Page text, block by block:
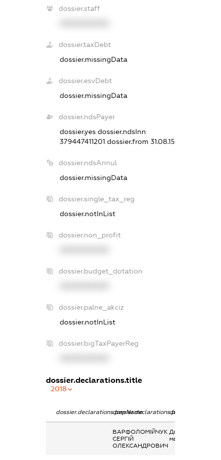
dossier.staff
dossier.taxDebt
dossier.missingData
dossier.esvDebt
dossier.missingData
dossier.ndsPayer
dossier.yes dossier.ndsInn
379447411201 dossier.from 31.08.15
dossier.ndsAnnul
dossier.missingData
dossier.single_tax_reg
dossier.notInList
dossier.non_profit
dossier.budget_dotation
dossier.palne_akciz
dossier.notInList
dossier.bigTaxPayerReg
dossier.declarations.title
2018
dossier.declarations.pepNamedossier.declarations.personName
ВАРФОЛОМІЙЧУК
СЕРГІЙ
ОЛЕКСАНДРОВИЧ
Дохід від
майна в оренду